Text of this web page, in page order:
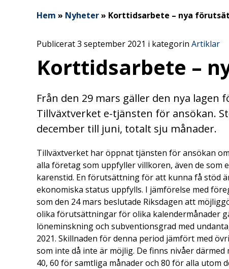
Hem » Nyheter» Korttidsarbete – nya
Publicerat 3 september 2021 i kategorin Artiklar
Korttidsarbete –
Från den 29 mars gäller den nya
Tillväxtverket e-tjänsten för ansökan.
december till juni, totalt sju månader.
Tillväxtverket har öppnat tjänsten för ansökan
alla företag som uppfyller villkoren, även de
karenstid. En förutsättning för att kunna få stöd
ekonomiska status uppfylls. I jämförelse med
som den 24 mars beslutade Riksdagen att
olika förutsättningar för olika kalendermånader
löneminskning och subventionsgrad med
2021. Skillnaden för denna period jämfört med
som inte då inte är möjlig. De finns nivåer
40, 60 för samtliga månader och 80 för alla utom